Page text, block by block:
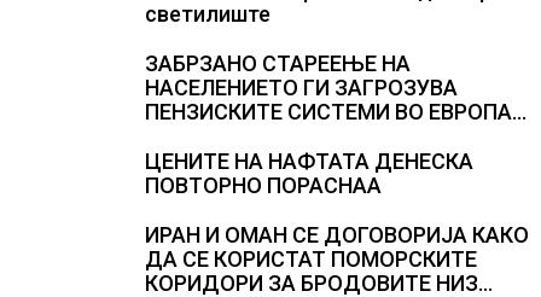
светилиште
ЗАБРЗАНО СТАРЕЕЊЕ НА
НАСЕЛЕНИЕТО ГИ ЗАГРОЗУВА
ПЕНЗИСКИТЕ СИСТЕМИ ВО ЕВРОПА и
ЦЕНИТЕ НА НАФТАТА ДЕНЕСКА
ПОВТОРНО ПОРАСНАА
ИРАН И ОМАН СЕ ДОГОВОРИЈА КАКО
ДА СЕ КОРИСТАТ ПОМОРСКИТЕ
КОРИДОРИ ЗА БРОДОВИТЕ НИЗ